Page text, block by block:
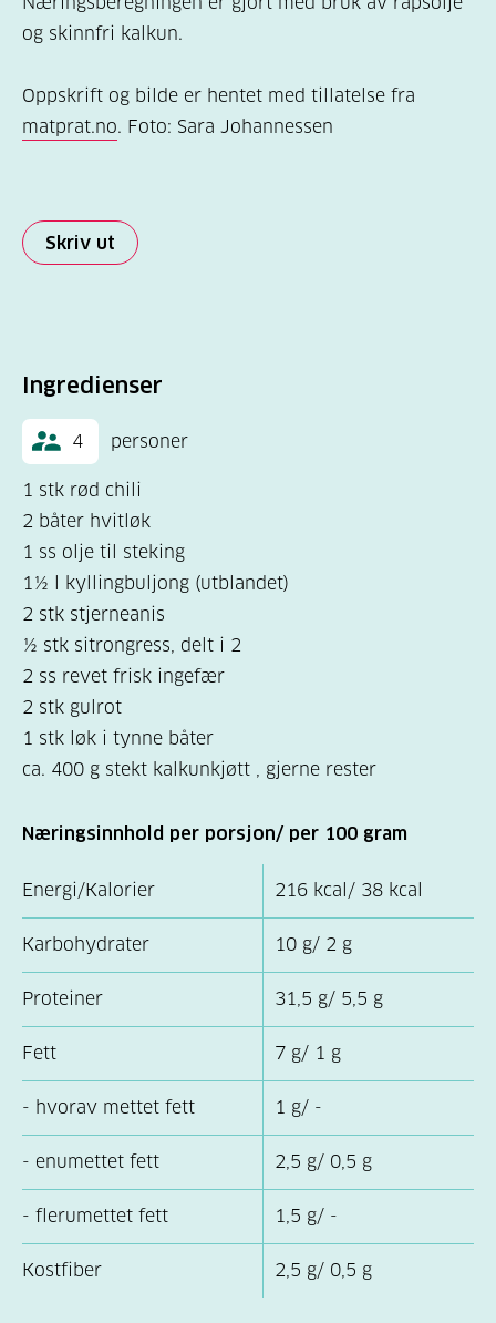
og skinnfri kalkun.
Oppskrift og bilde er hentet med tillatelse fra
matprat.no. Foto: Sara Johannessen
Skriv ut
Ingredienser
4 personer
1 stk rød chili
2 båter hvitløk
1 ss olje til steking
1½ l kyllingbuljong (utblandet)
2 stk stjerneanis
½ stk sitrongress, delt i 2
2 ss revet frisk ingefær
2 stk gulrot
1 stk løk i tynne båter
ca. 400 g stekt kalkunkjøtt , gjerne rester
Næringsinnhold per porsjon/ per 100 gram
Energi/Kalorier 216 kcal/ 38 kcal
Karbohydrater 10 g/ 2 g
Proteiner 31,5 g/ 5,5 g
Fett 7 g/ 1 g
- hvorav mettet fett 1 g/ -
- enumettet fett 2,5 g/ 0,5 g
- flerumettet fett 1,5 g/ -
Kostfiber 2,5 g/ 0,5 g